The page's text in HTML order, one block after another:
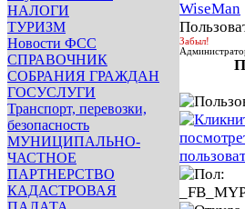
НАЛОГИ
ТУРИЗМ
Новости ФСС
СПРАВОЧНИК
СОБРАНИЯ ГРАЖДАН
ГОСУСЛУГИ
Транспорт, перевозки,
безопасность
МУНИЦИПАЛЬНО-
ЧАСТНОЕ
ПАРТНЕРСТВО
КАДАСТРОВАЯ
WiseMan
Забыл!